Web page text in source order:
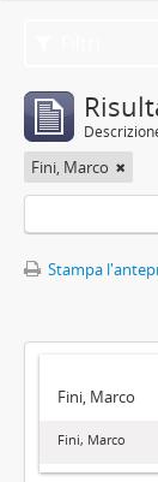
Fini, Marco
Stampa
Fini, Marco
Fini, Marco